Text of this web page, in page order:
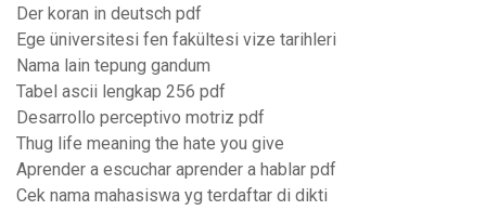
Der koran in deutsch pdf
Ege üniversitesi fen fakültesi vize tarihleri
Nama lain tepung gandum
Tabel ascii lengkap 256 pdf
Desarrollo perceptivo motriz pdf
Thug life meaning the hate you give
Aprender a escuchar aprender a hablar pdf
Cek nama mahasiswa yg terdaftar di dikti